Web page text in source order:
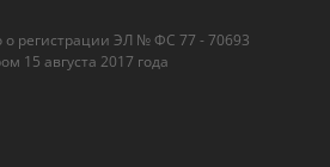
о регистрации ЭЛ № ФС 77 - 70693
15 августа 2017 года